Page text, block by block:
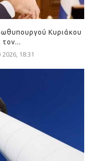
Κυριάκου
18:31